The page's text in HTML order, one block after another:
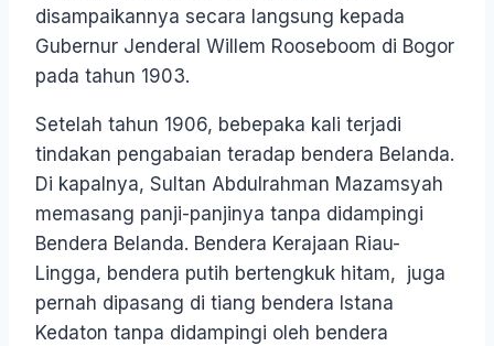
disampaikannya secara langsung kepada
Gubernur Jenderal Willem Rooseboom di Bogor
pada tahun 1903.
Setelah tahun 1906, bebepaka kali terjadi
tindakan pengabaian teradap bendera Belanda.
Di kapalnya, Sultan Abdulrahman Mazamsyah
memasang panji-panjinya tanpa didampingi
Bendera Belanda. Bendera Kerajaan Riau-
Lingga, bendera putih bertengkuk hitam, juga
pernah dipasang di tiang bendera Istana
Kedaton tanpa didampingi oleh bendera